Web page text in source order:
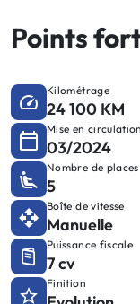
Points
Kilométrage
24 100 KM
Mise en circulation
03/2024
Nombre de places
5
Boîte de vitesse
Manuelle
Puissance fiscale
7 cv
Finition